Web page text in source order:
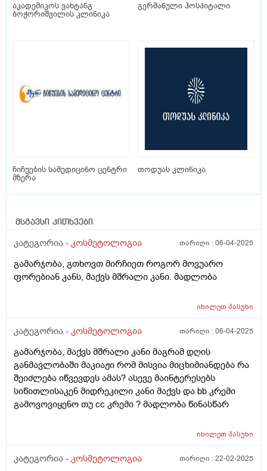
აკადემიკოს ვახტანგ
ბოჭორიშვილის კლინიკა
გერმანული ჰოსპიტალი
ჩიჩუების სამედიცინო ცენტრი
მზერა
თოდუას კლინიკა
მსგავსი კითხვები
კატეგორია - კოსმეტოლოგია თარიღი :06-04-2025
გამარჯობა, გთხოვთ მირჩიეთ როგორ მოვუარო
ფორებიან კანს, მაქვს მშრალი კანი. მადლობა
იხილეთპასუხი
კატეგორია - კოსმეტოლოგია თარიღი :06-04-2025
გამარჯობა, მაქვს მშრალი კანი მაგრამ დღის
განმავლობაში მაკიაჟი რომ მისვია მიცხიმიანდება რა
შეიძლება იწვევდეს ამას? ასევე მაინტერესებს
სიწითლისაკენ მიდრეკილი კანი მაქვს და bb კრემი
გამოვოვიყენო თუ cc კრემი ? მადლობა წინასწარ
იხილეთპასუხი
კატეგორია - კოსმეტოლოგია თარიღი :22-02-2025